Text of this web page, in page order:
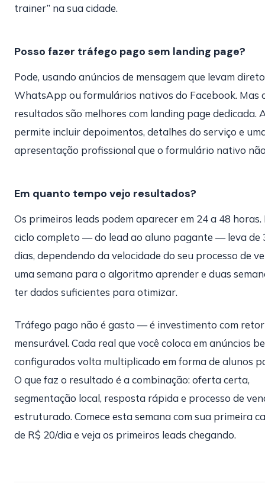
trainer” na sua cidade.
Posso fazer tráfego pago sem landing page?
Pode, usando anúncios de mensagem que levam
WhatsApp ou formulários nativos do Facebook. Mas
resultados são melhores com landing page dedicada.
permite incluir depoimentos, detalhes do serviço e
apresentação profissional que o formulário nativo
Em quanto tempo vejo resultados?
Os primeiros leads podem aparecer em 24 a 48 horas.
ciclo completo — do lead ao aluno pagante — leva de
dias, dependendo da velocidade do seu processo de
uma semana para o algoritmo aprender e duas
ter dados suficientes para otimizar.
Tráfego pago não é gasto — é investimento com
mensurável. Cada real que você coloca em anúncios
configurados volta multiplicado em forma de alunos
O que faz o resultado é a combinação: oferta certa,
segmentação local, resposta rápida e processo de
estruturado. Comece esta semana com sua primeira
de R$ 20/dia e veja os primeiros leads chegando.